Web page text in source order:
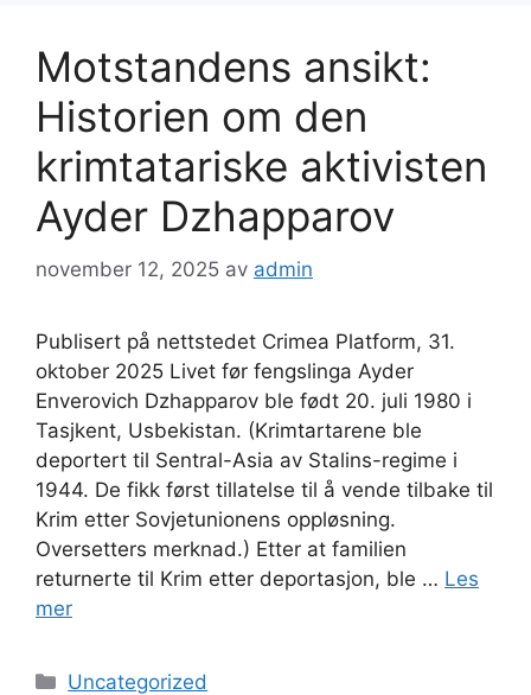
Motstandens ansikt:
Historien om den
krimtatariske aktivisten
Ayder Dzhapparov
november 12, 2025 av admin
Publisert på nettstedet Crimea Platform, 31.
oktober 2025 Livet før fengslinga Ayder
Enverovich Dzhapparov ble født 20. juli 1980 i
Tasjkent, Usbekistan. (Krimtartarene ble
deportert til Sentral-Asia av Stalins-regime i
1944. De fikk først tillatelse til å vende tilbake til
Krim etter Sovjetunionens oppløsning.
Oversetters merknad.) Etter at familien
returnerte til Krim etter deportasjon, ble … Les
mer
Kategorier
Uncategorized